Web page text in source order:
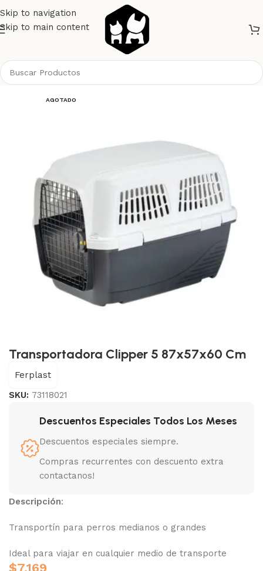
Skip to navigation
Skip to main content
AGOTADO
Transportadora Clipper 5 87x57x60 Cm
Ferplast
SKU: 73118021
Descuentos Especiales Todos Los Meses
Descuentos especiales siempre.
Compras recurrentes con descuento extra
contactanos!
Descripción:
Transportín para perros medianos o grandes
Ideal para viajar en cualquier medio de transporte
$7.169